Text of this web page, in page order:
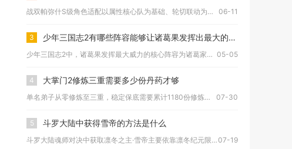
战双帕弥什S级角色适配以属性核心队为基础、轮切联动为核心、机... 06-11
3 少年三国志2有哪些阵容能够让诸葛果发挥出最大的威力
少年三国志2中，诸葛果发挥最大威力的核心阵容为诸葛家族体系阵... 05-05
4 大掌门2修炼三重需要多少份丹药才够
单名弟子从零修炼至三重，稳定保底需要累计1180份修炼丹，其... 07-30
5 斗罗大陆中获得雪帝的方法是什么
斗罗大陆魂师对决中获取凛冬之主·雪帝主要依靠凛冬纪元限定觉醒...07-19